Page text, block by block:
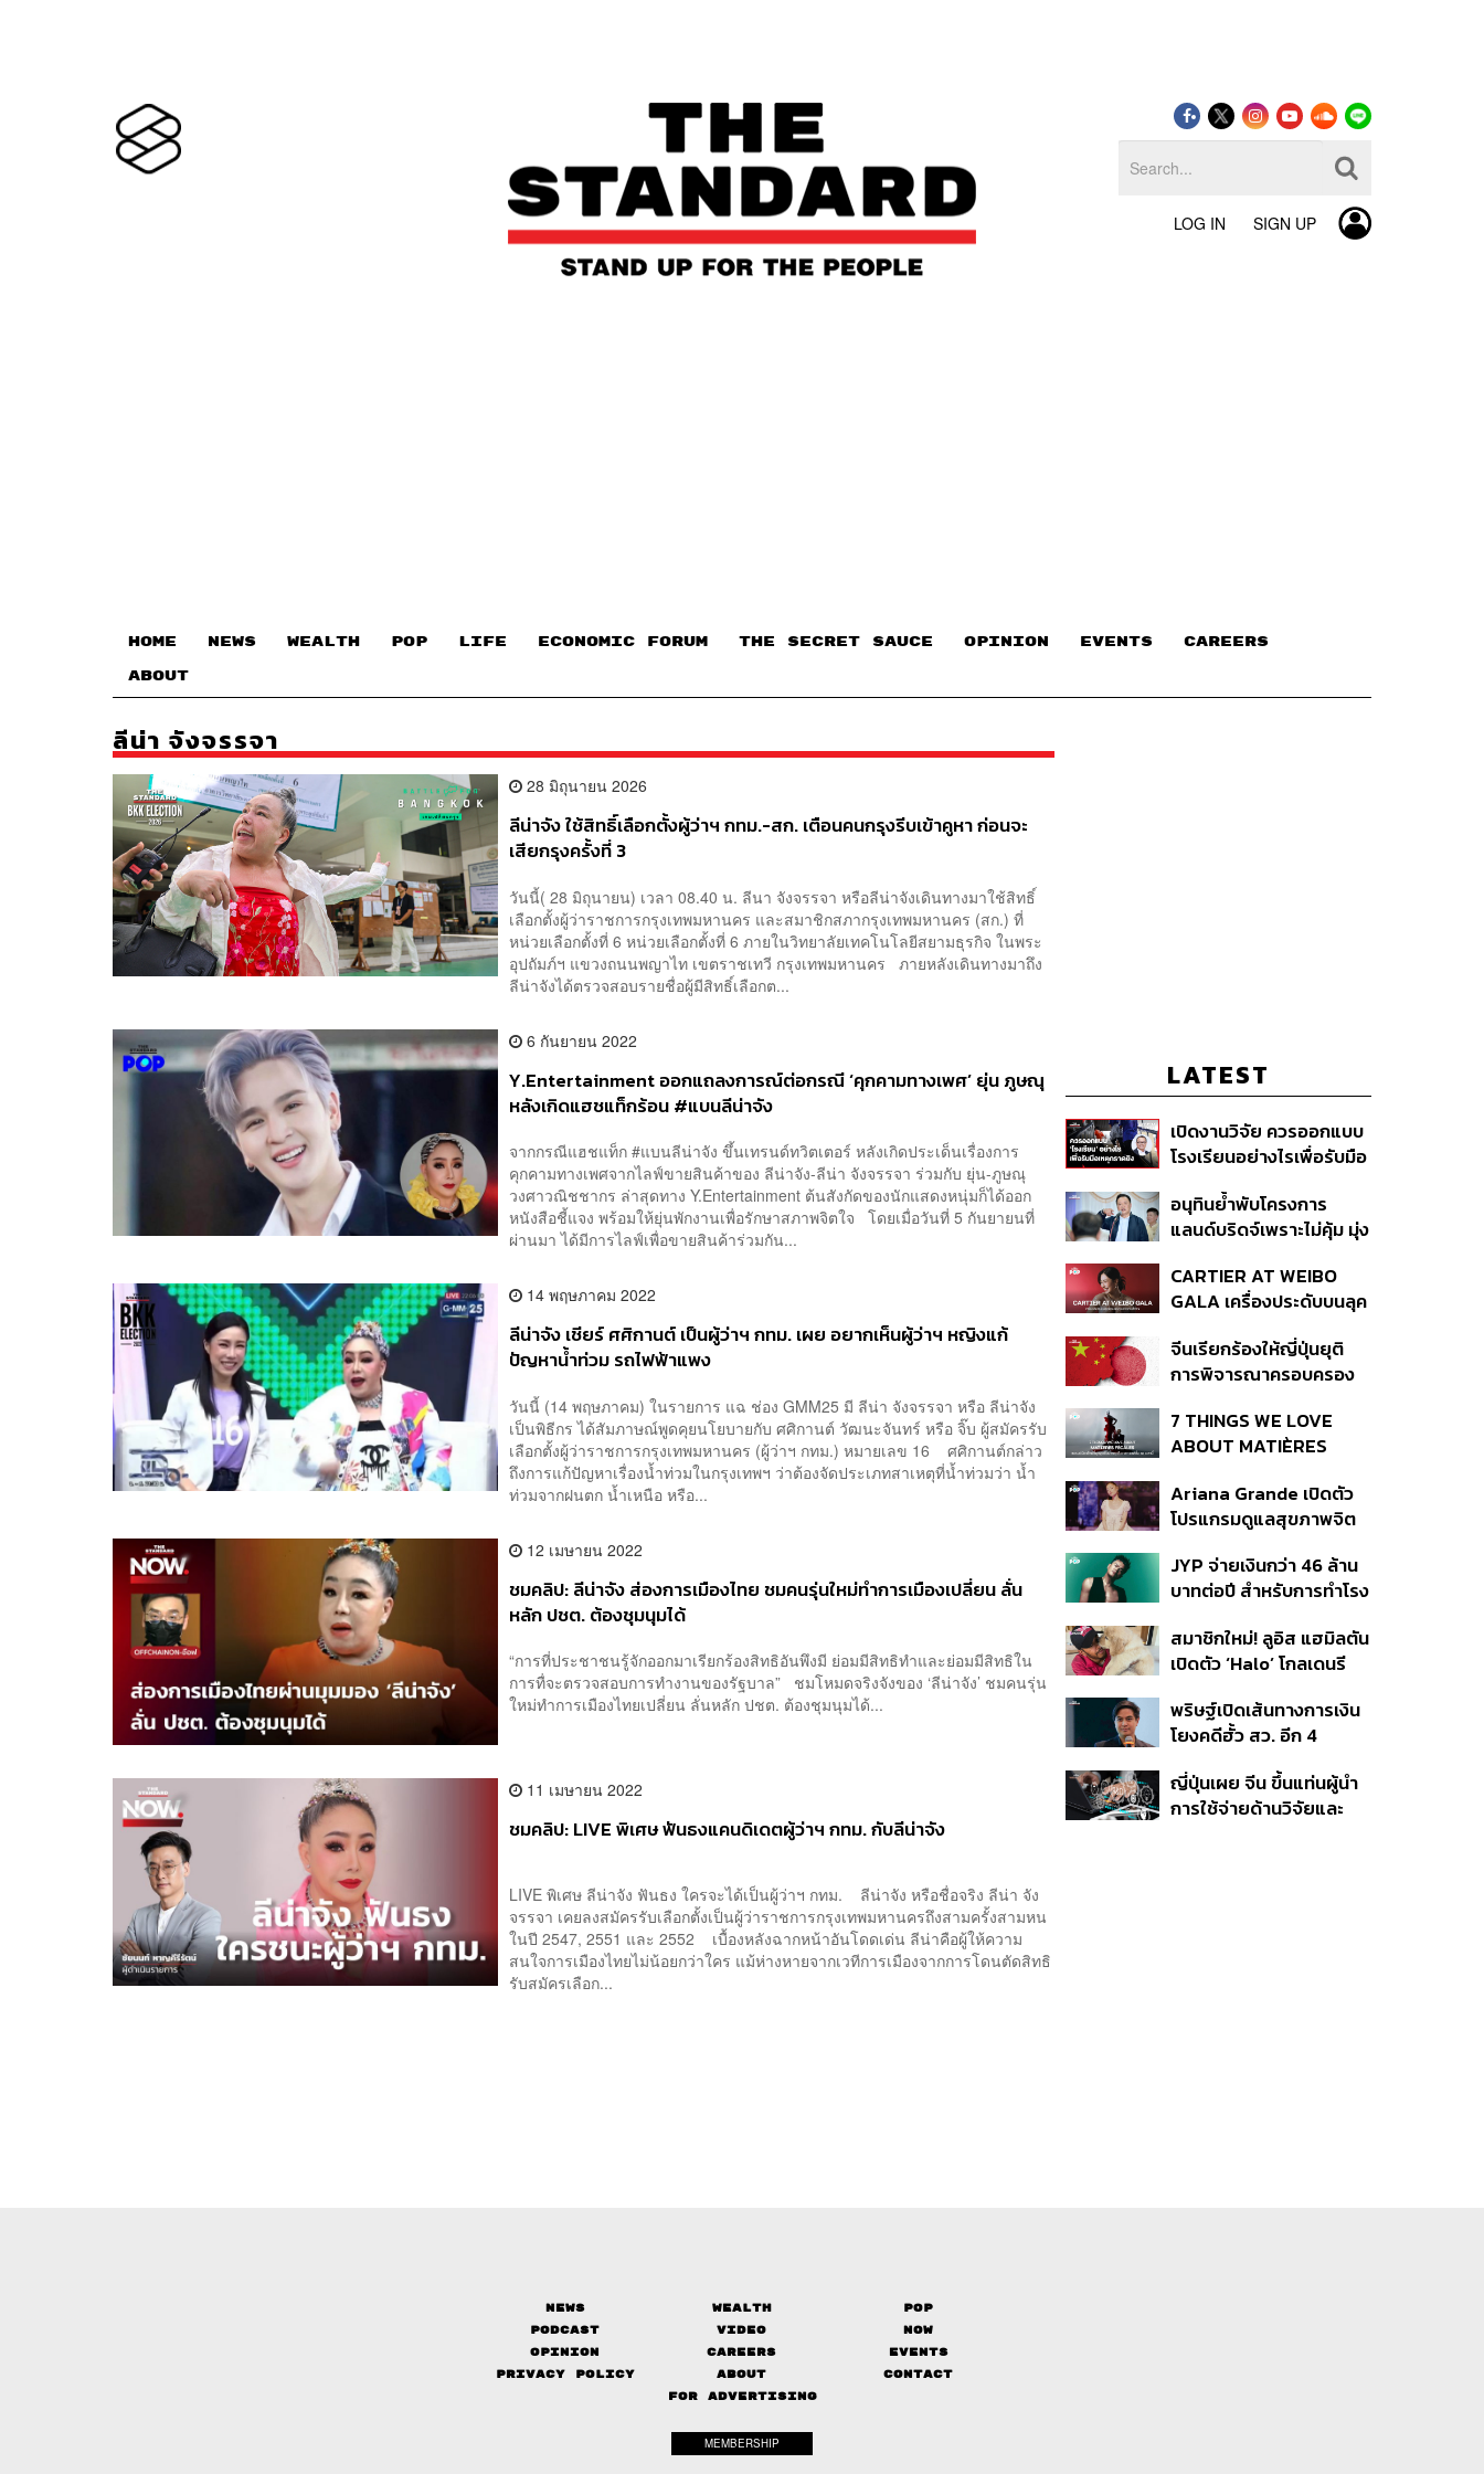
LOG IN SIGN UP
HOME NEWS WEALTH POP LIFE ECONOMIC FORUM THE SECRET SAUCE​ OPINION EVENTS CAREERS
ABOUT
ลีน่า จังจรรจา
28 มิถุนายน 2026
ลีน่าจัง ใช้สิทธิ์เลือกตั้งผู้ว่าฯ กทม.-สก. เตือนคนกรุงรีบเข้าคูหา ก่อนจะ
เสียกรุงครั้งที่ 3
วันนี้( 28 มิถุนายน) เวลา 08.40 น. ลีนา จังจรรจา หรือลีน่าจังเดินทางมาใช้สิทธิ์
เลือกตั้งผู้ว่าราชการกรุงเทพมหานคร และสมาชิกสภากรุงเทพมหานคร (สก.) ที่
หน่วยเลือกตั้งที่ 6 หน่วยเลือกตั้งที่ 6 ภายในวิทยาลัยเทคโนโลยีสยามธุรกิจ ในพระ
อุปถัมภ์ฯ แขวงถนนพญาไท เขตราชเทวี กรุงเทพมหานคร ภายหลังเดินทางมาถึง
ลีน่าจังได้ตรวจสอบรายชื่อผู้มีสิทธิ์เลือกต...
6 กันยายน 2022
Y.Entertainment ออกแถลงการณ์ต่อกรณี ‘คุกคามทางเพศ’ ยุ่น ภูษณุ
หลังเกิดแฮชแท็กร้อน #แบนลีน่าจัง
จากกรณีแฮชแท็ก #แบนลีน่าจัง ขึ้นเทรนด์ทวิตเตอร์ หลังเกิดประเด็นเรื่องการ
คุกคามทางเพศจากไลฟ์ขายสินค้าของ ลีน่าจัง-ลีน่า จังจรรจา ร่วมกับ ยุ่น-ภูษณุ
วงศาวณิชชากร ล่าสุดทาง Y.Entertainment ต้นสังกัดของนักแสดงหนุ่มก็ได้ออก
หนังสือชี้แจง พร้อมให้ยุ่นพักงานเพื่อรักษาสภาพจิตใจ โดยเมื่อวันที่ 5 กันยายนที่
ผ่านมา ได้มีการไลฟ์เพื่อขายสินค้าร่วมกัน...
14 พฤษภาคม 2022
ลีน่าจัง เชียร์ ศศิกานต์ เป็นผู้ว่าฯ กทม. เผย อยากเห็นผู้ว่าฯ หญิงแก้
ปัญหาน้ำท่วม รถไฟฟ้าแพง
วันนี้ (14 พฤษภาคม) ในรายการ แฉ ช่อง GMM25 มี ลีน่า จังจรรจา หรือ ลีน่าจัง
เป็นพิธีกร ได้สัมภาษณ์พูดคุยนโยบายกับ ศศิกานต์ วัฒนะจันทร์ หรือ จิ๊บ ผู้สมัครรับ
เลือกตั้งผู้ว่าราชการกรุงเทพมหานคร (ผู้ว่าฯ กทม.) หมายเลข 16 ศศิกานต์กล่าว
ถึงการแก้ปัญหาเรื่องน้ำท่วมในกรุงเทพฯ ว่าต้องจัดประเภทสาเหตุที่น้ำท่วมว่า น้ำ
ท่วมจากฝนตก น้ำเหนือ หรือ...
12 เมษายน 2022
ชมคลิป: ลีน่าจัง ส่องการเมืองไทย ชมคนรุ่นใหม่ทำการเมืองเปลี่ยน ลั่น
หลัก ปชต. ต้องชุมนุมได้
“การที่ประชาชนรู้จักออกมาเรียกร้องสิทธิอันพึงมี ย่อมมีสิทธิทำและย่อมมีสิทธิใน
การทื่จะตรวจสอบการทำงานของรัฐบาล” ชมโหมดจริงจังของ ‘ลีน่าจัง’ ชมคนรุ่น
ใหม่ทำการเมืองไทยเปลี่ยน ลั่นหลัก ปชต. ต้องชุมนุมได้...
11 เมษายน 2022
ชมคลิป: LIVE พิเศษ ฟันธงแคนดิเดตผู้ว่าฯ กทม. กับลีน่าจัง
LIVE พิเศษ ลีน่าจัง ฟันธง ใครจะได้เป็นผู้ว่าฯ กทม. ลีน่าจัง หรือชื่อจริง ลีน่า จัง
จรรจา เคยลงสมัครรับเลือกตั้งเป็นผู้ว่าราชการกรุงเทพมหานครถึงสามครั้งสามหน
ในปี 2547, 2551 และ 2552 เบื้องหลังฉากหน้าอันโดดเด่น ลีน่าคือผู้ให้ความ
สนใจการเมืองไทยไม่น้อยกว่าใคร แม้ห่างหายจากเวทีการเมืองจากการโดนตัดสิทธิ
รับสมัครเลือก...
LATEST
เปิดงานวิจัย ควรออกแบบ
โรงเรียนอย่างไรเพื่อรับมือ
อนุทินย้ำพับโครงการ
แลนด์บริดจ์เพราะไม่คุ้ม มุ่ง
รองรับอ่าวไทย-อันดามัน
CARTIER AT WEIBO
GALA เครื่องประดับบนลุค
สำคัญ
จีนเรียกร้องให้ญี่ปุ่นยุติ
การพิจารณาครอบครอง
7 THINGS WE LOVE
ABOUT MATIÈRES
Ariana Grande เปิดตัว
โปรแกรมดูแลสุขภาพจิต
ดนตรี
JYP จ่ายเงินกว่า 46 ล้าน
บาทต่อปี สำหรับการทำโรง
สมาชิกใหม่! ลูอิส แฮมิลตัน
เปิดตัว ‘Halo’ โกลเดนรี
พริษฐ์เปิดเส้นทางการเงิน
โยงคดีฮั้ว สว. อีก 4
อำนาจเจริญโอนเงินให้เจ้า
หน้าที่ กกต. ฝ่ายสืบสวน
ญี่ปุ่นเผย จีน ขึ้นแท่นผู้นำ
การใช้จ่ายด้านวิจัยและ
News Wealth
Pop
Podcast
Video
Now
Opinion
Careers
Events
Privacy Policy
About
Contact
FOR ADVERTISING
MEMBERSHIP